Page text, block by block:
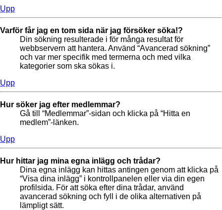
Upp
Varför får jag en tom sida när jag försöker söka!?
Din sökning resulterade i för många resultat för
webbservern att hantera. Använd “Avancerad sökning”
och var mer specifik med termerna och med vilka
kategorier som ska sökas i.
Upp
Hur söker jag efter medlemmar?
Gå till “Medlemmar”-sidan och klicka på “Hitta en
medlem”-länken.
Upp
Hur hittar jag mina egna inlägg och trådar?
Dina egna inlägg kan hittas antingen genom att klicka på
“Visa dina inlägg” i kontrollpanelen eller via din egen
profilsida. För att söka efter dina trådar, använd
avancerad sökning och fyll i de olika alternativen på
lämpligt sätt.